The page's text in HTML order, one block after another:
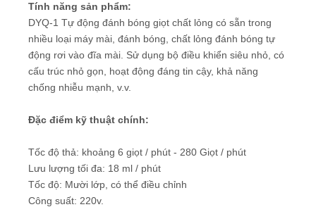
Tính năng sản phẩm:
DYQ-1 Tự động đánh bóng giọt chất lỏng có sẵn trong
nhiều loại máy mài, đánh bóng, chất lỏng đánh bóng tự
động rơi vào đĩa mài. Sử dụng bộ điều khiển siêu nhỏ, có
cấu trúc nhỏ gọn, hoạt động đáng tin cậy, khả năng
chống nhiễu mạnh, v.v.
Đặc điểm kỹ thuật chính:
Tốc độ thả: khoảng 6 giọt / phút - 280 Giọt / phút
Lưu lượng tối đa: 18 ml / phút
Tốc độ: Mười lớp, có thể điều chỉnh
Công suất: 220v.